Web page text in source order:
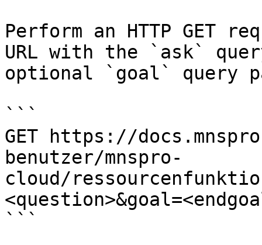
Perform an HTTP GET
URL with the `ask`
optional `goal` query
```
GET https://
benutzer/mnspro-
cloud/
```